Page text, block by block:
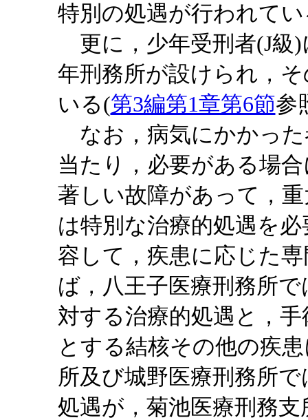
特別の処遇が行われて
更に，少年受刑者(J級
年刑務所が設けられ，
いる(第3編第1章第6節参
なお，病気にかかっ
当たり，必要がある場
著しい故障があって，
は特別な治療的処遇を
容して，疾患に応じた
ば，八王子医療刑務所
対する治療的処遇と，
とする結核その他の疾
所及び城野医療刑務所
処遇が，菊池医療刑務